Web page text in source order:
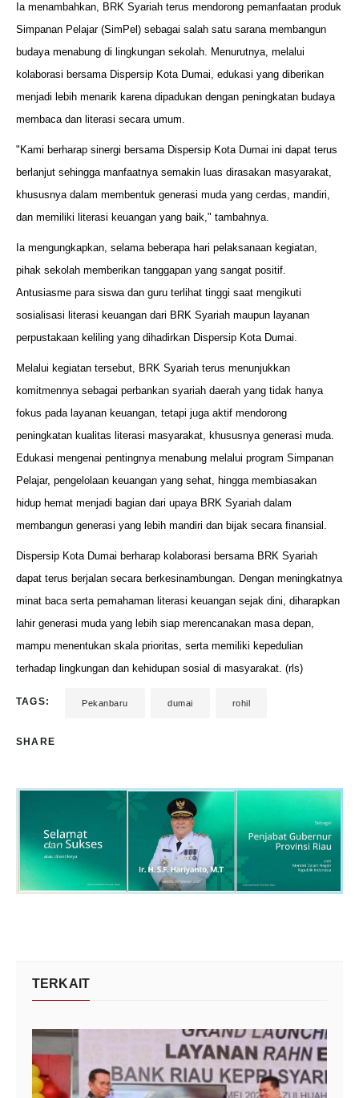
Ia menambahkan, BRK Syariah terus mendorong pemanfaatan produk
Simpanan Pelajar (SimPel) sebagai salah satu sarana membangun
budaya menabung di lingkungan sekolah. Menurutnya, melalui
kolaborasi bersama Dispersip Kota Dumai, edukasi yang diberikan
menjadi lebih menarik karena dipadukan dengan peningkatan budaya
membaca dan literasi secara umum.
"Kami berharap sinergi bersama Dispersip Kota Dumai ini dapat terus
berlanjut sehingga manfaatnya semakin luas dirasakan masyarakat,
khususnya dalam membentuk generasi muda yang cerdas, mandiri,
dan memiliki literasi keuangan yang baik," tambahnya.
Ia mengungkapkan, selama beberapa hari pelaksanaan kegiatan,
pihak sekolah memberikan tanggapan yang sangat positif.
Antusiasme para siswa dan guru terlihat tinggi saat mengikuti
sosialisasi literasi keuangan dari BRK Syariah maupun layanan
perpustakaan keliling yang dihadirkan Dispersip Kota Dumai.
Melalui kegiatan tersebut, BRK Syariah terus menunjukkan
komitmennya sebagai perbankan syariah daerah yang tidak hanya
fokus pada layanan keuangan, tetapi juga aktif mendorong
peningkatan kualitas literasi masyarakat, khususnya generasi muda.
Edukasi mengenai pentingnya menabung melalui program Simpanan
Pelajar, pengelolaan keuangan yang sehat, hingga membiasakan
hidup hemat menjadi bagian dari upaya BRK Syariah dalam
membangun generasi yang lebih mandiri dan bijak secara finansial.
Dispersip Kota Dumai berharap kolaborasi bersama BRK Syariah
dapat terus berjalan secara berkesinambungan. Dengan meningkatnya
minat baca serta pemahaman literasi keuangan sejak dini, diharapkan
lahir generasi muda yang lebih siap merencanakan masa depan,
mampu menentukan skala prioritas, serta memiliki kepedulian
terhadap lingkungan dan kehidupan sosial di masyarakat. (rls)
TAGS: Pekanbaru dumai rohil
SHARE
TERKAIT